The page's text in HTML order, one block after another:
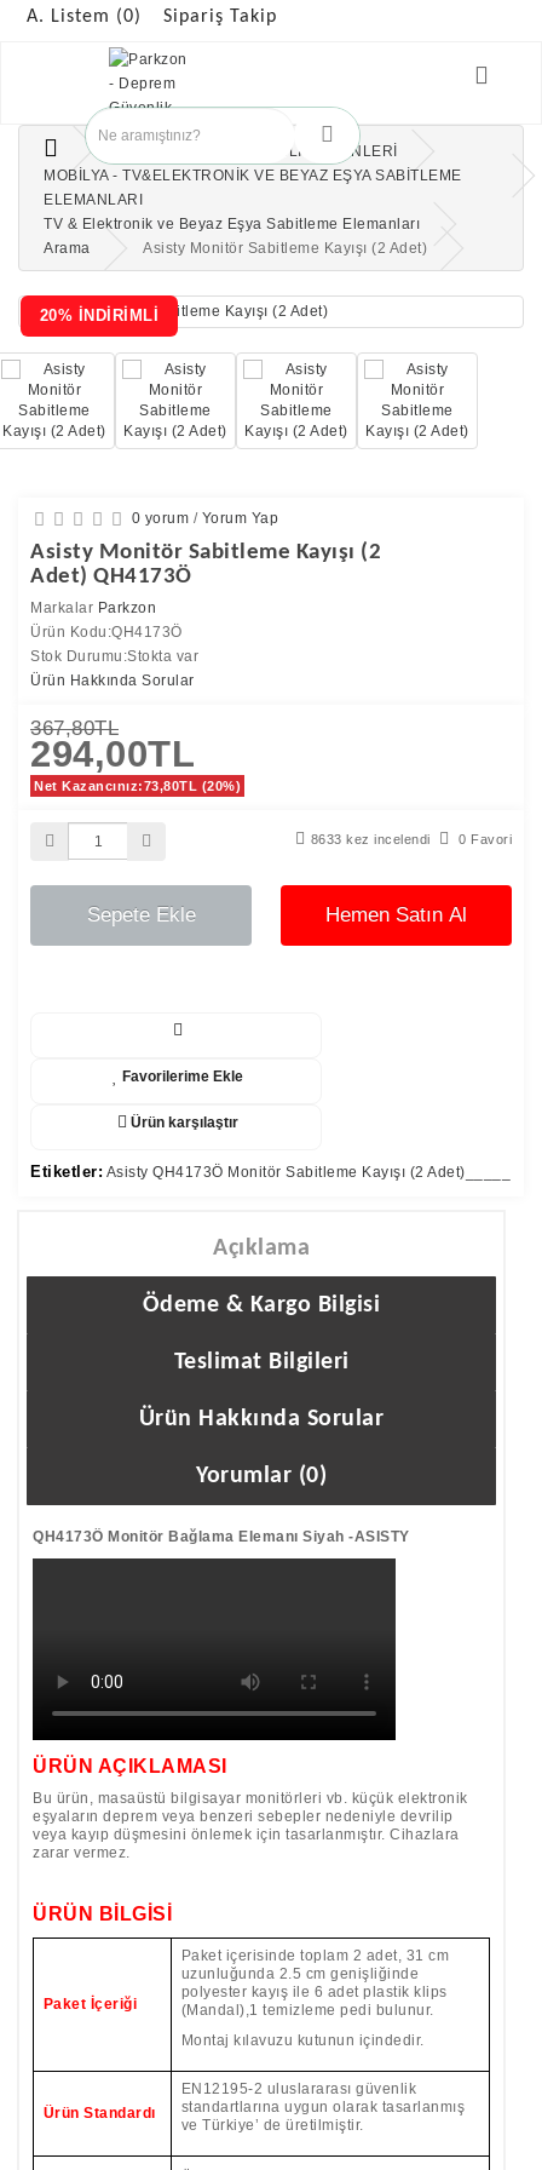
A. Listem (0) Sipariş Takip
ANAOKULUNDA GÜVENLİK ÜRÜNLERİ
MOBİLYA - TV&ELEKTRONİK VE BEYAZ EŞYA SABİTLEME
ELEMANLARI
TV & Elektronik ve Beyaz Eşya Sabitleme Elemanları
Arama
Asisty Monitör Sabitleme Kayışı (2 Adet)
20% İNDİRİMLİ
0 yorum / Yorum Yap
Asisty Monitör Sabitleme Kayışı (2
Adet) QH4173Ö
Markalar Parkzon
Ürün Kodu:QH4173Ö
Stok Durumu:Stokta var
Ürün Hakkında Sorular
367,80TL
294,00TL
Net Kazancınız:73,80TL (20%)
8633 kez incelendi 0 Favori
Sepete Ekle Hemen Satın Al
Favorilerime Ekle
Ürün karşılaştır
Etiketler: Asisty QH4173Ö Monitör Sabitleme Kayışı (2 Adet)_____
Açıklama
Ödeme & Kargo Bilgisi
Teslimat Bilgileri
Ürün Hakkında Sorular
Yorumlar (0)
QH4173Ö Monitör Bağlama Elemanı Siyah -ASISTY
ÜRÜN AÇIKLAMASI
Bu ürün, masaüstü bilgisayar monitörleri vb. küçük elektronik
eşyaların deprem veya benzeri sebepler nedeniyle devrilip
veya kayıp düşmesini önlemek için tasarlanmıştır. Cihazlara
zarar vermez.
ÜRÜN BİLGİSİ
Paket İçeriği
Paket içerisinde toplam 2 adet, 31 cm
uzunluğunda 2.5 cm genişliğinde
polyester kayış ile 6 adet plastik klips
(Mandal),1 temizleme pedi bulunur.
Montaj kılavuzu kutunun içindedir.
Ürün Standardı
EN12195-2 uluslararası güvenlik
standartlarına uygun olarak tasarlanmış
ve Türkiye’ de üretilmiştir.